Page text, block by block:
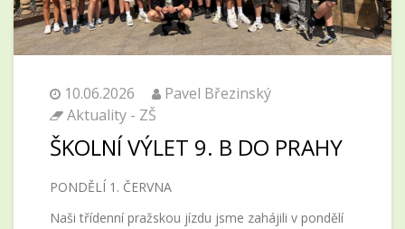
10.06.2026
Pavel Březinský
Aktuality - ZŠ
ŠKOLNÍ VÝLET 9. B DO PRAHY
PONDĚLÍ 1. ČERVNA
Naši třídenní pražskou jízdu jsme zahájili v pondělí